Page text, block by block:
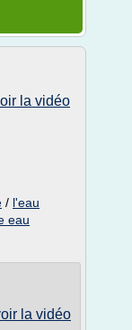
la vidéo
/ l'eau
eau
la vidéo